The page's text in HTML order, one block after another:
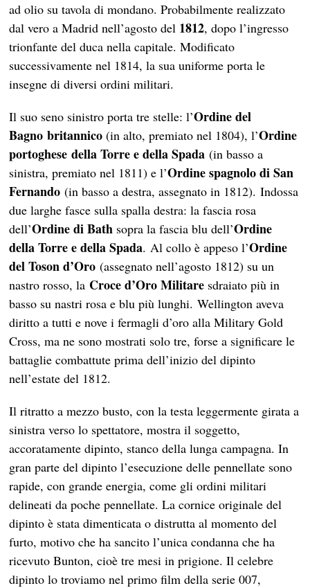
ad olio su tavola di mondano. Probabilmente realizzato
dal vero a Madrid nell’agosto del 1812, dopo l’ingresso
trionfante del duca nella capitale. Modificato
successivamente nel 1814, la sua uniforme porta le
insegne di diversi ordini militari.
Il suo seno sinistro porta tre stelle: l’Ordine del
Bagno britannico (in alto, premiato nel 1804), l’Ordine
portoghese della Torre e della Spada (in basso a
sinistra, premiato nel 1811) e l’Ordine spagnolo di San
Fernando (in basso a destra, assegnato in 1812). Indossa
due larghe fasce sulla spalla destra: la fascia rosa
dell’Ordine di Bath sopra la fascia blu dell’Ordine
della Torre e della Spada. Al collo è appeso l’Ordine
del Toson d’Oro (assegnato nell’agosto 1812) su un
nastro rosso, la Croce d’Oro Militare sdraiato più in
basso su nastri rosa e blu più lunghi. Wellington aveva
diritto a tutti e nove i fermagli d’oro alla Military Gold
Cross, ma ne sono mostrati solo tre, forse a significare le
battaglie combattute prima dell’inizio del dipinto
nell’estate del 1812.
Il ritratto a mezzo busto, con la testa leggermente girata a
sinistra verso lo spettatore, mostra il soggetto,
accoratamente dipinto, stanco della lunga campagna. In
gran parte del dipinto l’esecuzione delle pennellate sono
rapide, con grande energia, come gli ordini militari
delineati da poche pennellate. La cornice originale del
dipinto è stata dimenticata o distrutta al momento del
furto, motivo che ha sancito l’unica condanna che ha
ricevuto Bunton, cioè tre mesi in prigione. Il celebre
dipinto lo troviamo nel primo film della serie 007,